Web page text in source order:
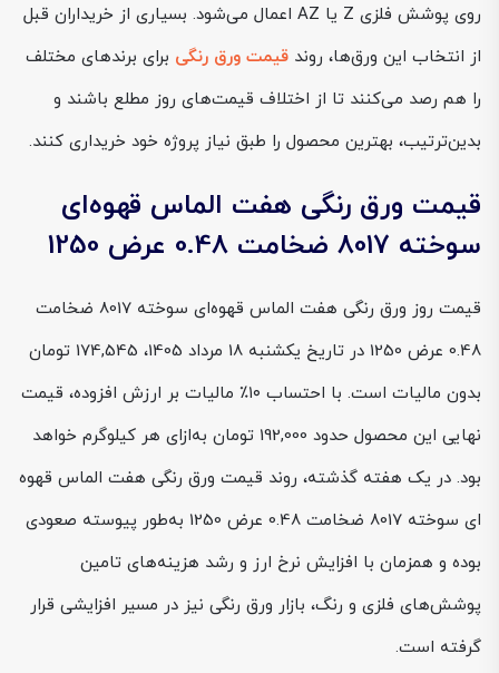
روی پوشش فلزی Z یا AZ اعمال می‌شود. بسیاری از خریداران قبل
از انتخاب این ورق‌ها، روند قیمت ورق رنگی برای برندهای مختلف
را هم رصد می‌کنند تا از اختلاف قیمت‌های روز مطلع باشند و
بدین‌ترتیب، بهترین محصول را طبق نیاز پروژه خود خریداری کنند.
قیمت ورق رنگی هفت الماس قهوه‌ای
سوخته 8017 ضخامت 0.48 عرض 1250
قیمت روز ورق رنگی هفت الماس قهوه‌ای سوخته 8017 ضخامت
0.48 عرض 1250 در تاریخ یکشنبه 18 مرداد 1405، 174,545 تومان
بدون مالیات است. با احتساب ۱۰٪ مالیات بر ارزش افزوده، قیمت
نهایی این محصول حدود 192,000 تومان به‌ازای هر کیلوگرم خواهد
بود. در یک هفته گذشته، روند قیمت ورق رنگی هفت الماس قهوه
ای سوخته 8017 ضخامت 0.48 عرض 1250 به‌طور پیوسته صعودی
بوده و همزمان با افزایش نرخ ارز و رشد هزینه‌های تامین
پوشش‌های فلزی و رنگ، بازار ورق رنگی نیز در مسیر افزایشی قرار
گرفته است.